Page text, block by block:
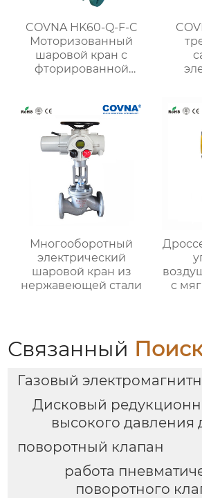
COVNA HK60-Q-F-C
Моторизованный
шаровой кран с
фторированной
Многооборотный
электрический
шаровой кран из
нержавеющей стали
с
Связанный
Газовый
Дисковый
высокого давления
поворотный клапан
работа
поворотного